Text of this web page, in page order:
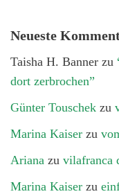
Neueste
Taisha H. Banner zu
dort zerbrochen”
Günter Touschek zu
Marina Kaiser zu
Ariana zu vilafranca
Marina Kaiser zu